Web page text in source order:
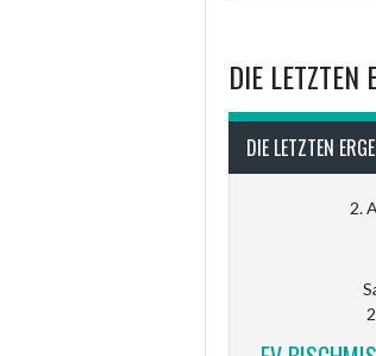
DIE LETZTEN
DIE LETZTEN
2.